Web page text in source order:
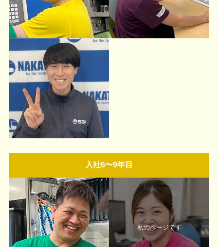
入社6〜9年目
私のページです